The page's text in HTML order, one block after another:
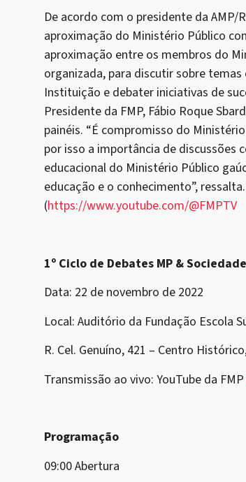
De acordo com o presidente da AMP/
aproximação do Ministério Público
aproximação entre os membros do
organizada, para discutir sobre
Instituição e debater iniciativas de
Presidente da FMP, Fábio Roque
painéis. “É compromisso do
por isso a importância de discussões
educacional do Ministério Público
educação e o conhecimento”,
(https://www.youtube.com/@FMPTV
1º Ciclo de Debates MP & Sociedade
Data: 22 de novembro de 2022
Local: Auditório da Fundação Escola
R. Cel. Genuíno, 421 – Centro
Transmissão ao vivo: YouTube da
Programação
09:00 Abertura